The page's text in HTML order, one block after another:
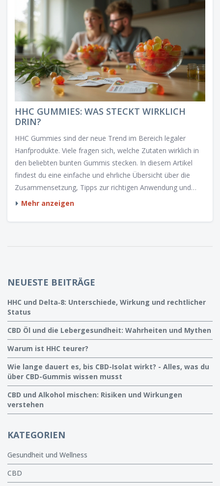
HHC GUMMIES: WAS STECKT WIRKLICH
DRIN?
HHC Gummies sind der neue Trend im Bereich legaler
Hanfprodukte. Viele fragen sich, welche Zutaten wirklich in
den beliebten bunten Gummis stecken. In diesem Artikel
findest du eine einfache und ehrliche Übersicht über die
Zusammensetzung, Tipps zur richtigen Anwendung und
worauf du beim Kauf achten solltest. Außerdem räumen wir
genau, worauf es bei HHC Gummies ankommt.
Mehr anzeigen
NEUESTE BEITRÄGE
HHC und Delta‑8: Unterschiede, Wirkung und rechtlicher
Status
CBD Öl und die Lebergesundheit: Wahrheiten und Mythen
Warum ist HHC teurer?
Wie lange dauert es, bis CBD-Isolat wirkt? - Alles, was du
über CBD-Gummis wissen musst
CBD und Alkohol mischen: Risiken und Wirkungen
verstehen
KATEGORIEN
Gesundheit und Wellness
CBD